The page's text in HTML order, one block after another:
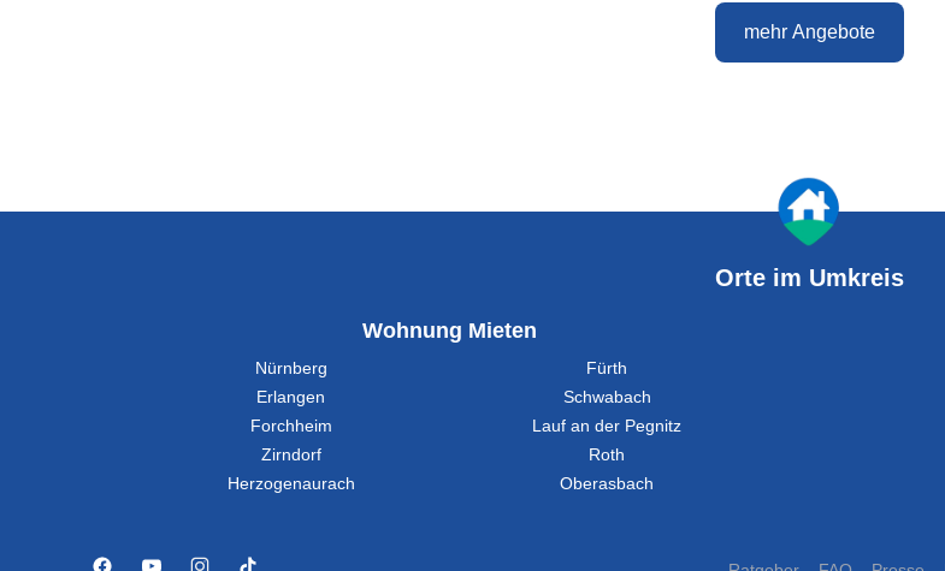
mehr Angebote
Orte im Umkreis
Wohnung Mieten
Nürnberg
Fürth
Erlangen
Schwabach
Forchheim
Lauf an der Pegnitz
Zirndorf
Roth
Herzogenaurach
Oberasbach